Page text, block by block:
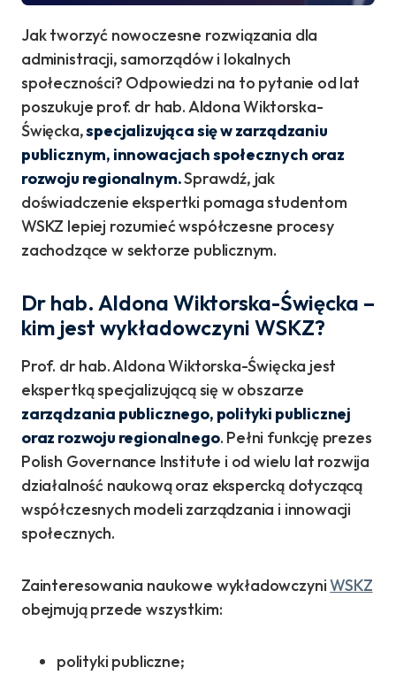
Jak tworzyć nowoczesne rozwiązania dla
administracji, samorządów i lokalnych
społeczności? Odpowiedzi na to pytanie od lat
poszukuje prof. dr hab. Aldona Wiktorska-
Święcka,specjalizująca się w zarządzaniu
publicznym, innowacjach społecznych oraz
rozwoju regionalnym.Sprawdź, jak
doświadczenie ekspertki pomaga studentom
WSKZ lepiej rozumieć współczesne procesy
zachodzące w sektorze publicznym.
Dr hab. Aldona Wiktorska-Święcka –
kim jest wykładowczyni WSKZ?
Prof. dr hab. Aldona Wiktorska-Święcka jest
ekspertką specjalizującą się w obszarze
zarządzania publicznego, polityki publicznej
oraz rozwoju regionalnego. Pełni funkcję prezes
Polish Governance Institute i od wielu lat rozwija
działalność naukową oraz ekspercką dotyczącą
współczesnych modeli zarządzania i innowacji
społecznych.
Zainteresowania naukowe wykładowczyniWSKZ
obejmują przede wszystkim:
polityki publiczne;